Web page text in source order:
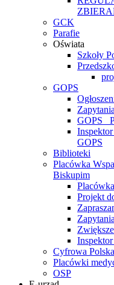
GCK
Parafie
Oświata
Szkoły
GOPS
GOPS_
GOPS
Biblioteki
Placówka
Biskupim
Projekt
Cyfrowa Polska
Placówki
OSP